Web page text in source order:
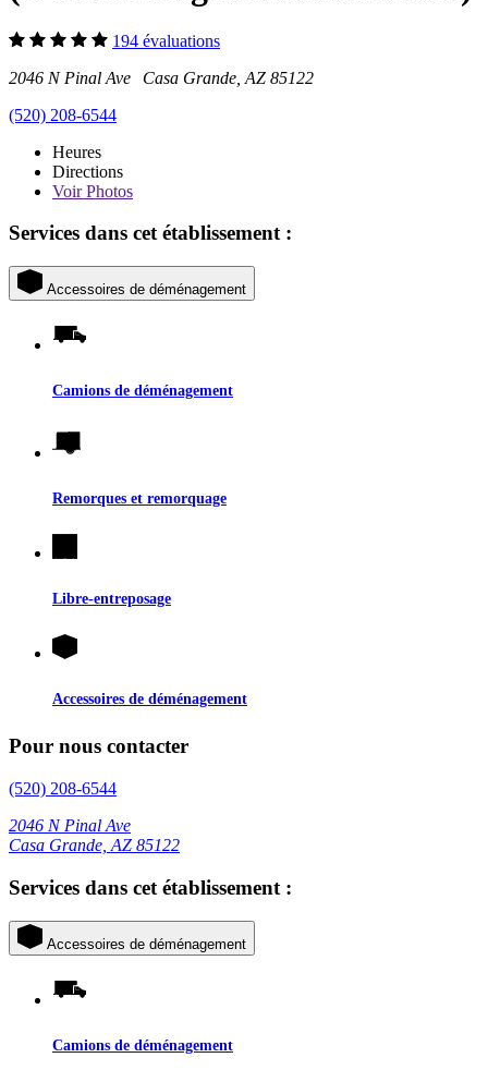
194 évaluations
2046 N Pinal Ave Casa Grande, AZ 85122
(520) 208-6544
Heures
Directions
VoirPhotos
Services dans cet établissement :
Accessoires de déménagement
Camions de déménagement
Remorques et remorquage
Libre-entreposage
Accessoires de déménagement
Pour nous contacter
(520) 208-6544
2046 N Pinal Ave
Casa Grande, AZ 85122
Services dans cet établissement :
Accessoires de déménagement
Camions de déménagement